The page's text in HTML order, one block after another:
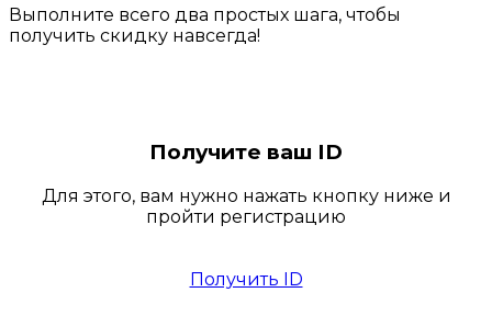
Выполните всего два простых шага, чтобы
получить скидку навсегда!
Получите ваш ID
Для этого, вам нужно нажать кнопку ниже и
пройти регистрацию
Получить ID